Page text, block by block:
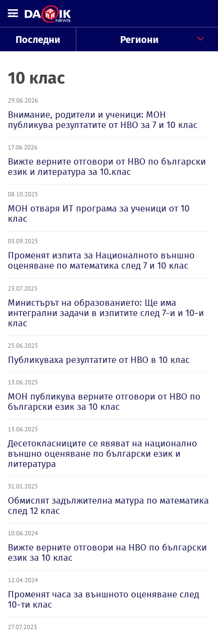
Последни Региони
10 клас
29.06.2026
Внимание, родители и ученици: МОН
публикува резултатите от НВО за 7 и 10 клас
17.06.2026
Вижте верните отговори от НВО по български
език и литература за 10.клас
08.10.2025
МОН отваря ИТ програма за ученици от 10
клас
03.09.2025
Променят изпита за Националното външно
оценяване по математика след 7 и 10 клас
23.07.2025
Министърът на образованието: Ще има
интегрални задачи в изпитите след 7-и и 10-и
клас
25.06.2025
Публикуваха резултатите от НВО в 10 клас
13.06.2025
МОН публикува верните отговори от НВО по
български език за 10 клас
13.06.2025
Десетокласниците се явяват на национално
външно оценяване по български език и
литература
31.01.2025
Обмислят задължителна матура по математика
след 12 клас
10.06.2024
Вижте верните отговори на НВО по български
език за 10 клас
12.04.2024
Променят часа за външното оценяване след
10-ти клас
27.07.2023